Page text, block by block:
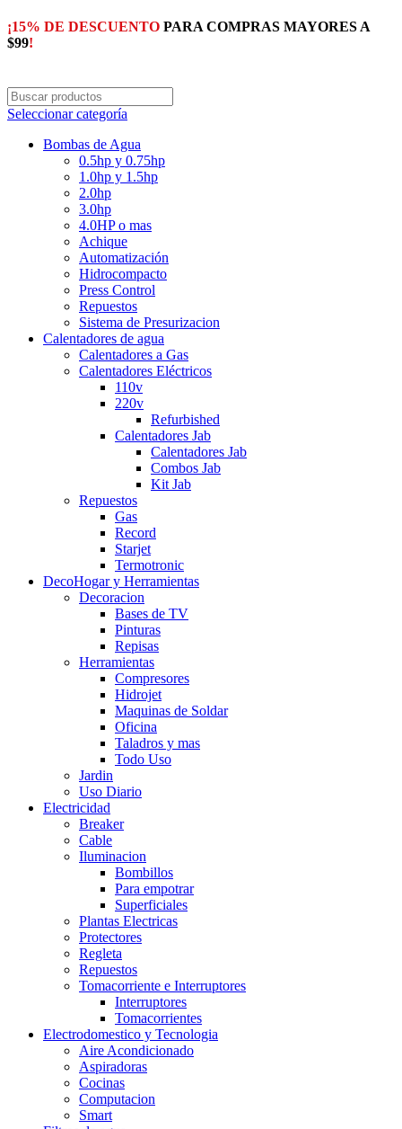
¡15% DE DESCUENTO PARA COMPRAS MAYORES A
$99!
Seleccionar categoría
Bombas de Agua
0.5hp y 0.75hp
1.0hp y 1.5hp
2.0hp
3.0hp
4.0HP o mas
Achique
Automatización
Hidrocompacto
Press Control
Repuestos
Sistema de Presurizacion
Calentadores de agua
Calentadores a Gas
Calentadores Eléctricos
110v
220v
Refurbished
Calentadores Jab
Calentadores Jab
Combos Jab
Kit Jab
Repuestos
Gas
Record
Starjet
Termotronic
DecoHogar y Herramientas
Decoracion
Bases de TV
Pinturas
Repisas
Herramientas
Compresores
Hidrojet
Maquinas de Soldar
Oficina
Taladros y mas
Todo Uso
Jardin
Uso Diario
Electricidad
Breaker
Cable
Iluminacion
Bombillos
Para empotrar
Superficiales
Plantas Electricas
Protectores
Regleta
Repuestos
Tomacorriente e Interruptores
Interruptores
Tomacorrientes
Electrodomestico y Tecnologia
Aire Acondicionado
Aspiradoras
Cocinas
Computacion
Smart